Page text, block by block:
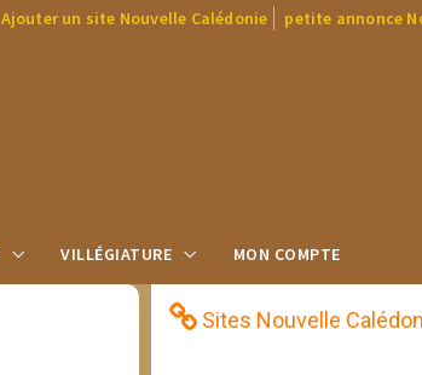
Ajouter un site Nouvelle Calédonie
petite annonce
VILLÉGIATURE MON COMPTE
Sites Nouvelle